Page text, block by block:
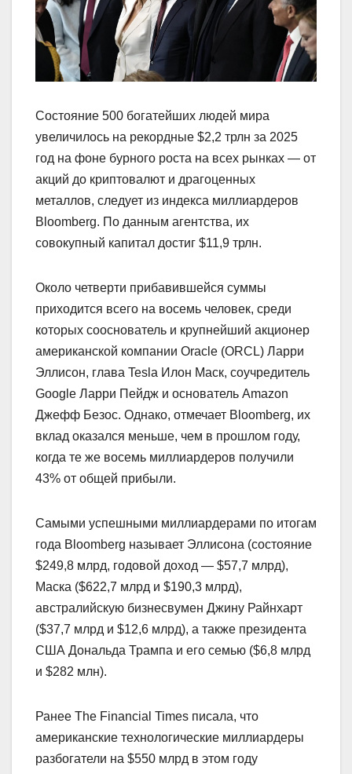
Состояние 500 богатейших людей мира
увеличилось на рекордные $2,2 трлн за 2025
год на фоне бурного роста на всех рынках — от
акций до криптовалют и драгоценных
металлов, следует из индекса миллиардеров
Bloomberg. По данным агентства, их
совокупный капитал достиг $11,9 трлн.
Около четверти прибавившейся суммы
приходится всего на восемь человек, среди
которых сооснователь и крупнейший акционер
американской компании Oracle (ORCL) Ларри
Эллисон, глава Tesla Илон Маск, соучредитель
Google Ларри Пейдж и основатель Amazon
Джефф Безос. Однако, отмечает Bloomberg, их
вклад оказался меньше, чем в прошлом году,
когда те же восемь миллиардеров получили
43% от общей прибыли.
Самыми успешными миллиардерами по итогам
года Bloomberg называет Эллисона (состояние
$249,8 млрд, годовой доход — $57,7 млрд),
Маска ($622,7 млрд и $190,3 млрд),
австралийскую бизнесвумен Джину Райнхарт
($37,7 млрд и $12,6 млрд), а также президента
США Дональда Трампа и его семью ($6,8 млрд
и $282 млн).
Ранее The Financial Times писала, что
американские технологические миллиардеры
разбогатели на $550 млрд в этом году